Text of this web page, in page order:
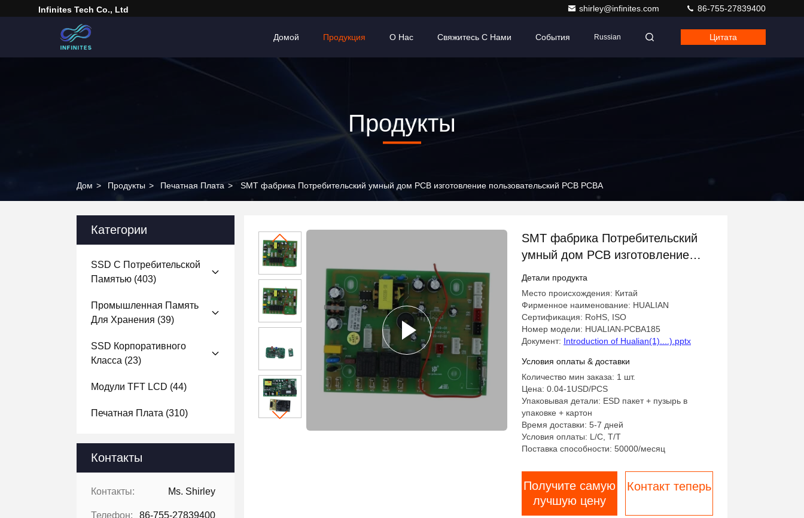
Infinites Tech Co., Ltd shirley@infinites.com 86-755-27839400
Домой Продукция О Нас Свяжитесь С Нами События Russian Цитата
Продукты
Дом > Продукты > Печатная Плата > SMT фабрика Потребительский умный дом PCB изготовление пользовательский PCB PCBA
Категории
SSD С Потребительской
Памятью (403)
Промышленная Память
Для Хранения (39)
SSD Корпоративного
Класса (23)
Модули TFT LCD (44)
Печатная Плата (310)
Контакты
Контакты: Ms. Shirley
Телефон: 86-755-27839400
SMT фабрика Потребительский
умный дом PCB изготовление
пользовательский PCB PCBA
Детали продукта
Место происхождения: Китай
Фирменное наименование: HUALIAN
Сертификация: RoHS, ISO
Номер модели: HUALIAN-PCBA185
Документ: Introduction of Hualian(1)....).pptx
Условия оплаты & доставки
Количество мин заказа: 1 шт.
Цена: 0.04-1USD/PCS
Упаковывая детали: ESD пакет + пузырь в
упаковке + картон
Время доставки: 5-7 дней
Условия оплаты: L/C, T/T
Поставка способности: 50000/месяц
Получите самую
лучшую цену
Контакт теперь